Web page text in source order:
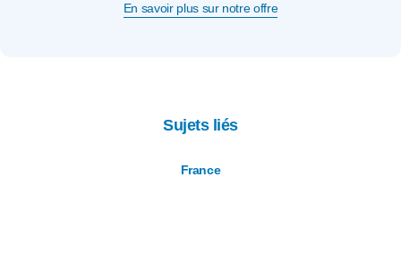
En savoir plus sur notre offre
Sujets liés
France